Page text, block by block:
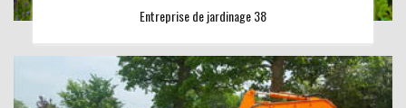
Entreprise de jardinage 38